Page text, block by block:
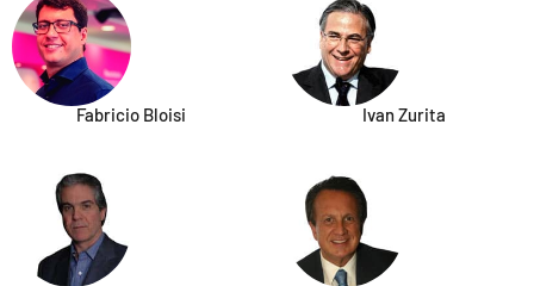
Fabricio Bloisi Ivan Zurita